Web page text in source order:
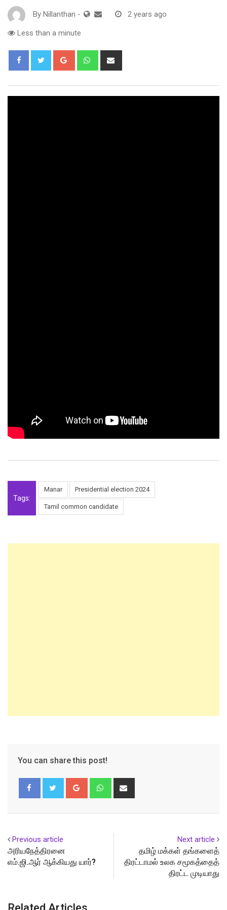
By Nillanthan - 2 years ago
Less than a minute
Google+ Whatsapp
Tags:
Manar Presidential election 2024
Tamil common candidate
You can share this post!
Google+ Whatsapp
Previous article
அரியநேத்திரனை
எம்.ஜி.ஆர் ஆக்கியது யார்?
Next article
தமிழ் மக்கள் தங்களைத்
திரட்டாமல் உலக சமூகத்தைத்
திரட்ட முடியாது